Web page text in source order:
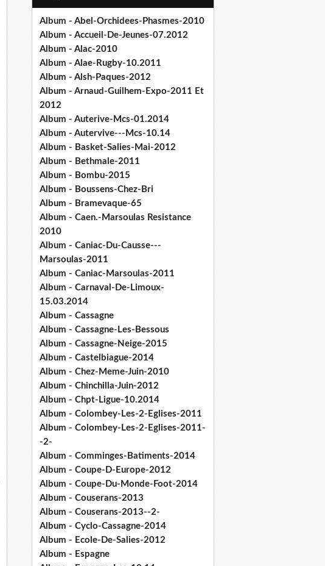
Album - Abel-Orchidees-Phasmes-2010
Album - Accueil-De-Jeunes-07.2012
Album - Alac-2010
Album - Alae-Rugby-10.2011
Album - Alsh-Paques-2012
Album - Arnaud-Guilhem-Expo-2011 Et
2012
Album - Auterive-Mcs-01.2014
Album - Autervive---Mcs-10.14
Album - Basket-Salies-Mai-2012
Album - Bethmale-2011
Album - Bombu-2015
Album - Boussens-Chez-Bri
Album - Bramevaque-65
Album - Caen.-Marsoulas Resistance
2010
Album - Caniac-Du-Causse---
Marsoulas-2011
Album - Caniac-Marsoulas-2011
Album - Carnaval-De-Limoux-
15.03.2014
Album - Cassagne
Album - Cassagne-Les-Bessous
Album - Cassagne-Neige-2015
Album - Castelbiague-2014
Album - Chez-Meme-Juin-2010
Album - Chinchilla-Juin-2012
Album - Chpt-Ligue-10.2014
Album - Colombey-Les-2-Eglises-2011
Album - Colombey-Les-2-Eglises-2011-
-2-
Album - Comminges-Batiments-2014
Album - Coupe-D-Europe-2012
Album - Coupe-Du-Monde-Foot-2014
Album - Couserans-2013
Album - Couserans-2013--2-
Album - Cyclo-Cassagne-2014
Album - Ecole-De-Salies-2012
Album - Espagne